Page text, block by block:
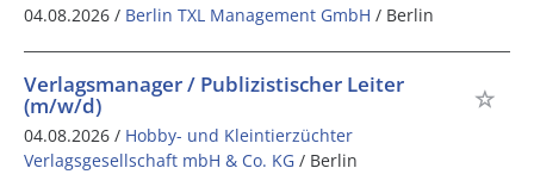
04.08.2026 / Berlin TXL Management GmbH / Berlin
Verlagsmanager / Publizistischer Leiter
(m/w/d)
04.08.2026 / Hobby- und Kleintierzüchter
Verlagsgesellschaft mbH & Co. KG / Berlin